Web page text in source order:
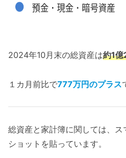
2024年10月末の総資産は約1
１カ月前比で777万円のプラス
総資産と家計簿に関しては、
ショットを貼っています。